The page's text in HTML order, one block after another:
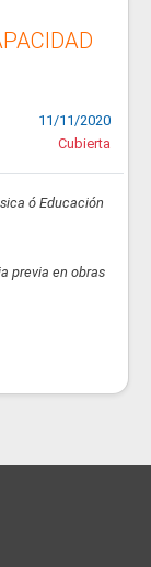
11/11/2020
Cubierta
ó Educación
previa en obras